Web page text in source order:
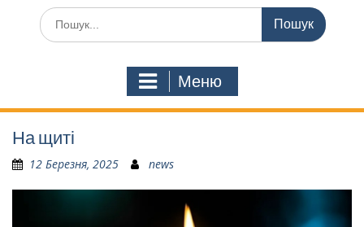
Шукати:
Меню
На щиті
12 Березня, 2025 news